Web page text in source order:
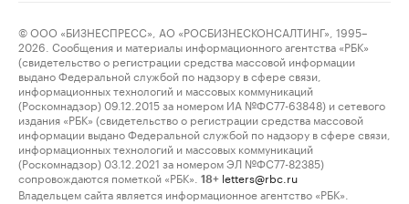
© ООО «БИЗНЕСПРЕСС», АО «РОСБИЗНЕСКОНСАЛТИНГ», 1995–
2026. Сообщения и материалы информационного агентства «РБК»
(свидетельство о регистрации средства массовой информации
выдано Федеральной службой по надзору в сфере связи,
информационных технологий и массовых коммуникаций
(Роскомнадзор) 09.12.2015 за номером ИА №ФС77-63848) и сетевого
издания «РБК» (свидетельство о регистрации средства массовой
информации выдано Федеральной службой по надзору в сфере связи,
информационных технологий и массовых коммуникаций
(Роскомнадзор) 03.12.2021 за номером ЭЛ №ФС77-82385)
сопровождаются пометкой «РБК».
18+ letters@rbc.ru
Владельцем сайта является информационное агентство «РБК».